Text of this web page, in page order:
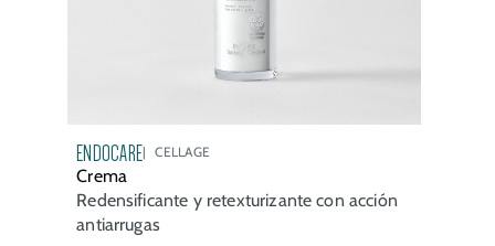
ENDOCARE CELLAGE
Crema
Redensificante y retexturizante con acción
antiarrugas